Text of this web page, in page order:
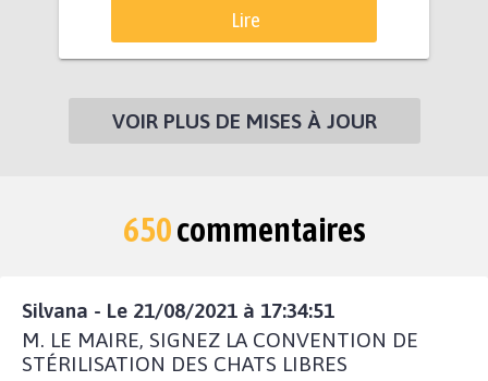
Lire
VOIR PLUS DE MISES À JOUR
650commentaires
Silvana - Le 21/08/2021 à 17:34:51
M. LE MAIRE, SIGNEZ LA CONVENTION DE
STÉRILISATION DES CHATS LIBRES